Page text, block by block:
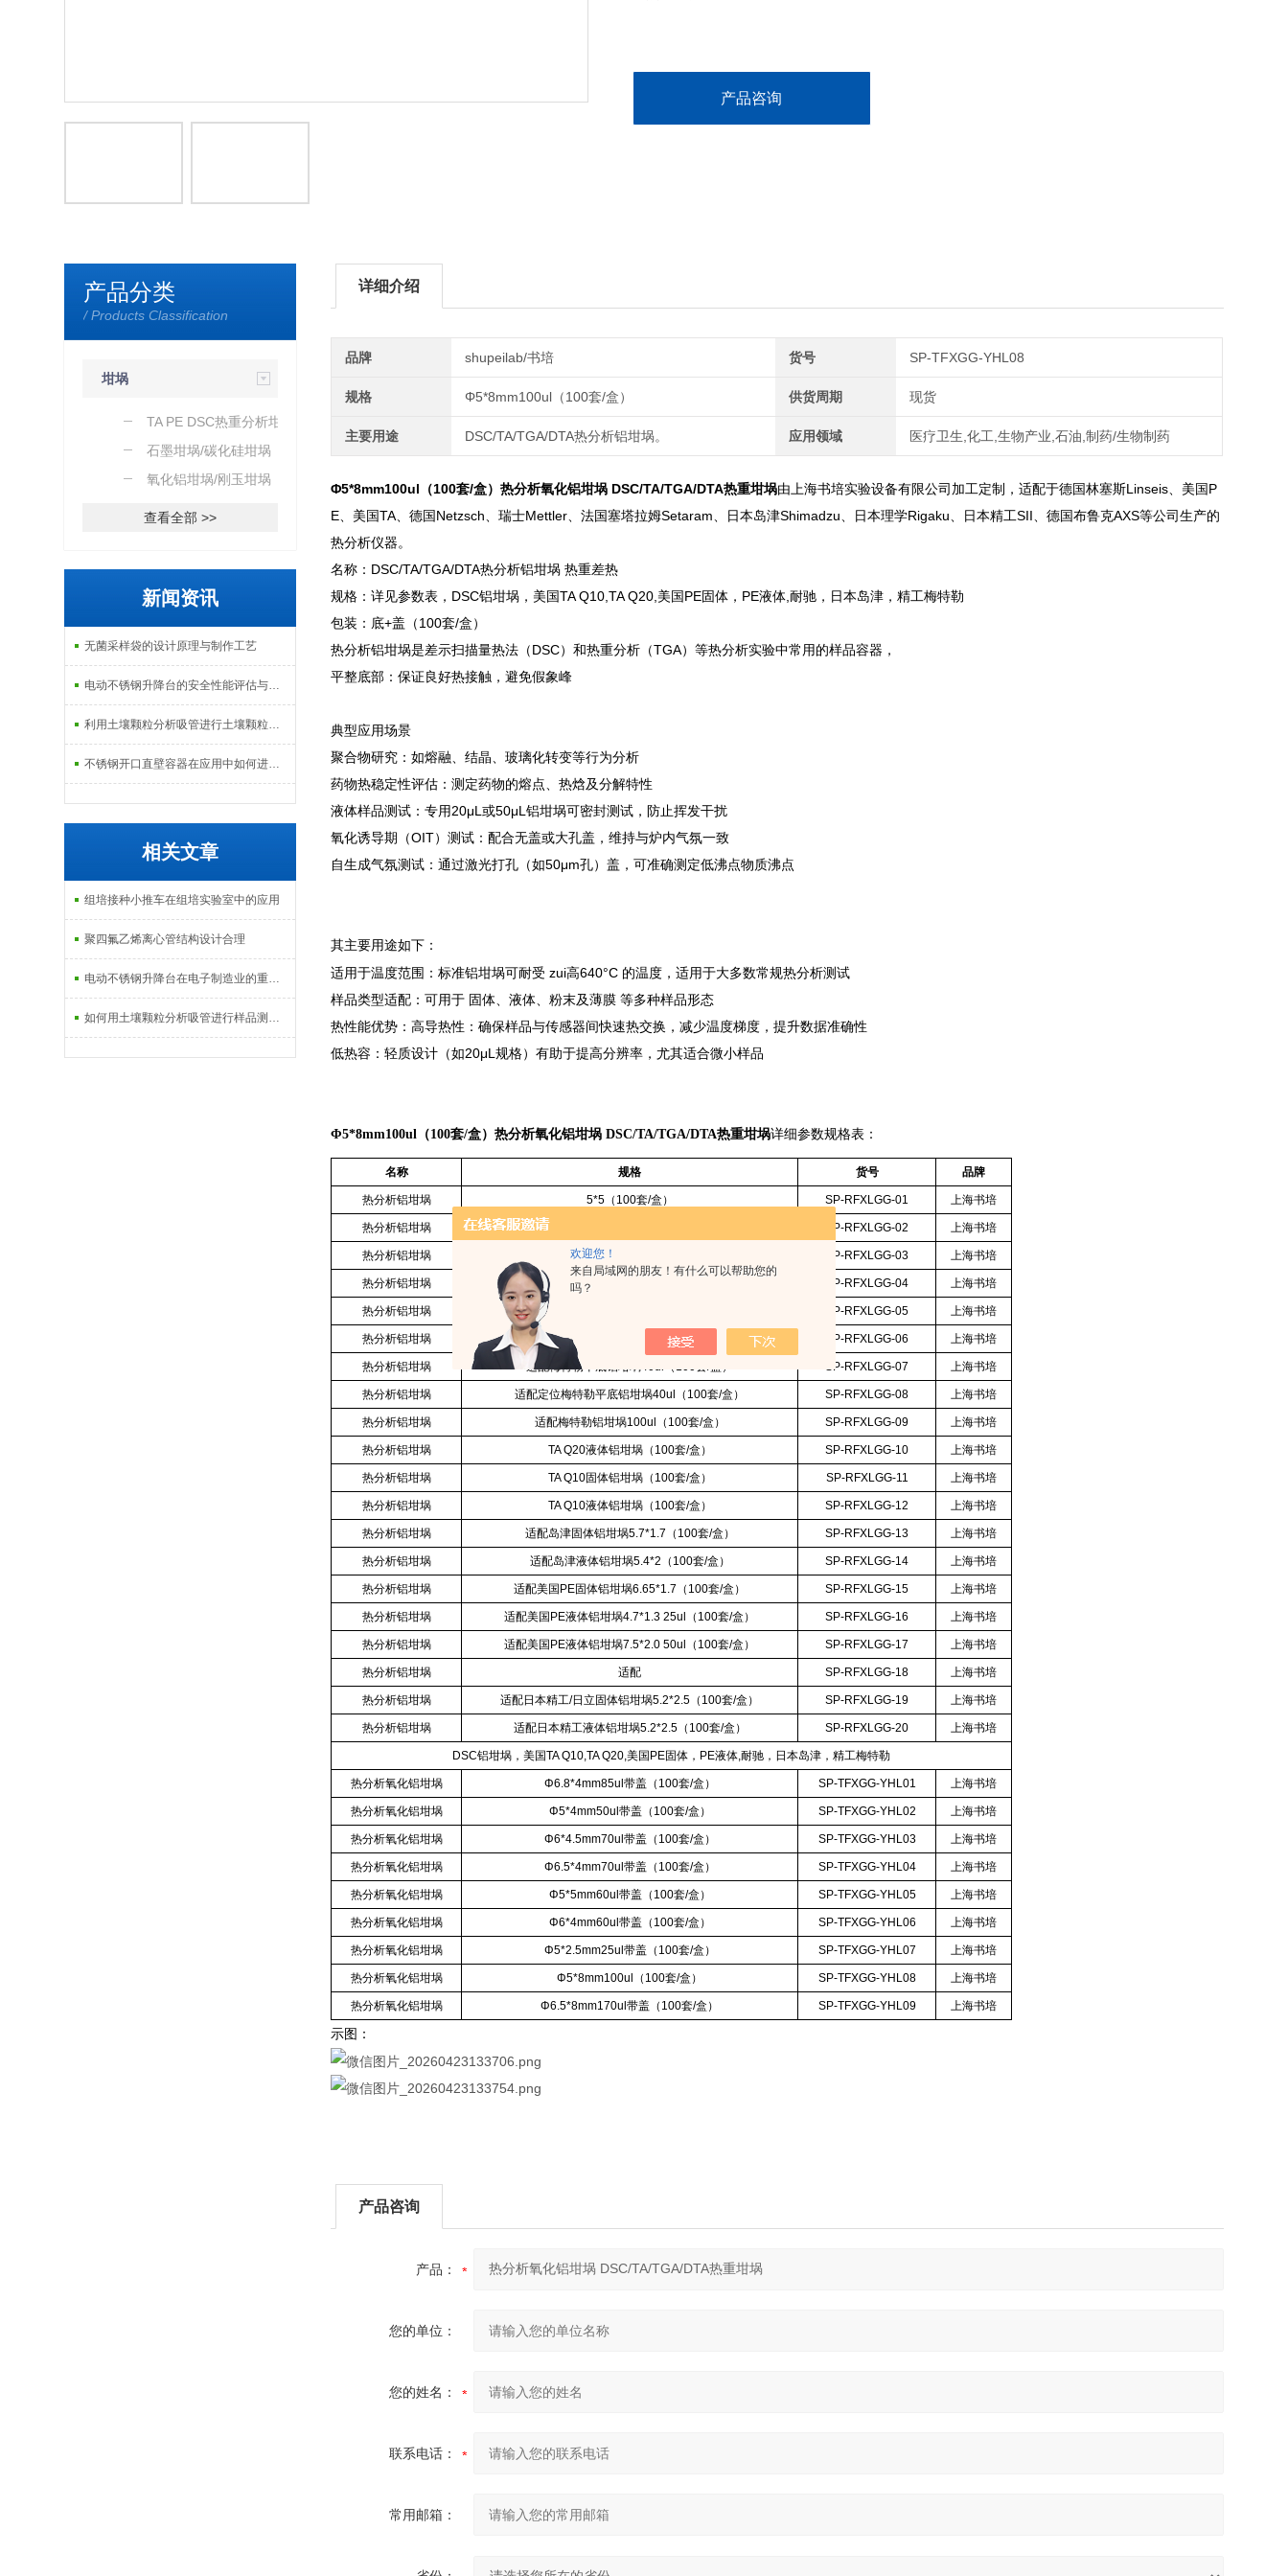
欢迎您！
来自局域网的朋友！有什么可以帮助您的
吗？
产品咨询
产品分类
/ Products Classification
坩埚
TA PE DSC热重分析坩埚
石墨坩埚/碳化硅坩埚
氧化铝坩埚/刚玉坩埚
查看全部 >>
新闻资讯
无菌采样袋的设计原理与制作工艺
电动不锈钢升降台的安全性能评估与控制
利用土壤颗粒分析吸管进行土壤颗粒定量分析的研究
不锈钢开口直壁容器在应用中如何进行维护和保养？
相关文章
组培接种小推车在组培实验室中的应用
聚四氟乙烯离心管结构设计合理
电动不锈钢升降台在电子制造业的重要性
如何用土壤颗粒分析吸管进行样品测定呢？
详细介绍
品牌 shupeilab/书培 货号 SP-TFXGG-YHL08
规格 Φ5*8mm100ul（100套/盒） 供货周期 现货
主要用途 DSC/TA/TGA/DTA热分析铝坩埚。 应用领域 医疗卫生,化工,生物产业,石油,制药/生物制药
Φ5*8mm100ul（100套/盒）热分析氧化铝坩埚 DSC/TA/TGA/DTA热重坩埚由上海书培实验设备有限公司加工定制，适配于德国林塞斯Linseis、美国P
E、美国TA、德国Netzsch、瑞士Mettler、法国塞塔拉姆Setaram、日本岛津Shimadzu、日本理学Rigaku、日本精工SII、德国布鲁克AXS等公司生产的
热分析仪器。
名称：DSC/TA/TGA/DTA热分析铝坩埚 热重差热
规格：详见参数表，DSC铝坩埚，美国TA Q10,TA Q20,美国PE固体，PE液体,耐驰，日本岛津，精工梅特勒
包装：底+盖（100套/盒）
热分析铝坩埚是差示扫描量热法（DSC）和热重分析（TGA）等热分析实验中常用的样品容器，
‌平整底部‌：保证良好热接触，避免假象峰
‌典型应用场景‌
‌聚合物研究‌：如熔融、结晶、玻璃化转变等行为分析
‌药物热稳定性评估‌：测定药物的熔点、热焓及分解特性
‌液体样品测试‌：专用20μL或50μL铝坩埚可密封测试，防止挥发干扰
‌氧化诱导期（OIT）测试‌：配合无盖或大孔盖，维持与炉内气氛一致
‌自生成气氛测试‌：通过激光打孔（如50μm孔）盖，可准确测定低沸点物质沸点 ‌
其主要用途如下：
‌适用于温度范围‌：标准铝坩埚可耐受 ‌zui高640°C‌ 的温度，适用于大多数常规热分析测试
‌样品类型适配‌：可用于 ‌固体、液体、粉末及薄膜‌ 等多种样品形态
‌热性能优势‌：‌高导热性‌：确保样品与传感器间快速热交换，减少温度梯度，提升数据准确性
‌低热容‌：轻质设计（如20μL规格）有助于提高分辨率，尤其适合微小样品
Φ5*8mm100ul（100套/盒）热分析氧化铝坩埚 DSC/TA/TGA/DTA热重坩埚详细参数规格表：
名称 规格 货号 品牌
热分析铝坩埚 5*5（100套/盒） SP-RFXLGG-01 上海书培
热分析铝坩埚 SP-RFXLGG-02 上海书培
热分析铝坩埚 6.7*3（100套/盒） SP-RFXLGG-03 上海书培
热分析铝坩埚 适配耐驰8*2.1（100套/盒） SP-RFXLGG-04 上海书培
热分析铝坩埚 SP-RFXLGG-05 上海书培
热分析铝坩埚 适配耐驰6.7*4（100套/盒） SP-RFXLGG-06 上海书培
热分析铝坩埚 适配梅特勒平底铝坩埚40ul（100套/盒） SP-RFXLGG-07 上海书培
热分析铝坩埚 适配定位梅特勒平底铝坩埚40ul（100套/盒） SP-RFXLGG-08 上海书培
热分析铝坩埚 适配梅特勒铝坩埚100ul（100套/盒） SP-RFXLGG-09 上海书培
热分析铝坩埚 TA Q20液体铝坩埚（100套/盒） SP-RFXLGG-10 上海书培
热分析铝坩埚 TA Q10固体铝坩埚（100套/盒） SP-RFXLGG-11 上海书培
热分析铝坩埚 TA Q10液体铝坩埚（100套/盒） SP-RFXLGG-12 上海书培
热分析铝坩埚 适配岛津固体铝坩埚5.7*1.7（100套/盒） SP-RFXLGG-13 上海书培
热分析铝坩埚 适配岛津液体铝坩埚5.4*2（100套/盒） SP-RFXLGG-14 上海书培
热分析铝坩埚 适配美国PE固体铝坩埚6.65*1.7（100套/盒） SP-RFXLGG-15 上海书培
热分析铝坩埚 适配美国PE液体铝坩埚4.7*1.3 25ul（100套/盒） SP-RFXLGG-16 上海书培
热分析铝坩埚 适配美国PE液体铝坩埚7.5*2.0 50ul（100套/盒） SP-RFXLGG-17 上海书培
热分析铝坩埚 适配 SP-RFXLGG-18 上海书培
热分析铝坩埚 适配日本精工/日立固体铝坩埚5.2*2.5（100套/盒） SP-RFXLGG-19 上海书培
热分析铝坩埚 适配日本精工液体铝坩埚5.2*2.5（100套/盒） SP-RFXLGG-20 上海书培
DSC铝坩埚，美国TA Q10,TA Q20,美国PE固体，PE液体,耐驰，日本岛津，精工梅特勒
热分析氧化铝坩埚 Φ6.8*4mm85ul带盖（100套/盒） SP-TFXGG-YHL01 上海书培
热分析氧化铝坩埚 Φ5*4mm50ul带盖（100套/盒） SP-TFXGG-YHL02 上海书培
热分析氧化铝坩埚 Φ6*4.5mm70ul带盖（100套/盒） SP-TFXGG-YHL03 上海书培
热分析氧化铝坩埚 Φ6.5*4mm70ul带盖（100套/盒） SP-TFXGG-YHL04 上海书培
热分析氧化铝坩埚 Φ5*5mm60ul带盖（100套/盒） SP-TFXGG-YHL05 上海书培
热分析氧化铝坩埚 Φ6*4mm60ul带盖（100套/盒） SP-TFXGG-YHL06 上海书培
热分析氧化铝坩埚 Φ5*2.5mm25ul带盖（100套/盒） SP-TFXGG-YHL07 上海书培
热分析氧化铝坩埚 Φ5*8mm100ul（100套/盒） SP-TFXGG-YHL08 上海书培
热分析氧化铝坩埚 Φ6.5*8mm170ul带盖（100套/盒） SP-TFXGG-YHL09 上海书培
示图：
产品咨询
产品：
您的单位：
您的姓名：
联系电话：
常用邮箱：